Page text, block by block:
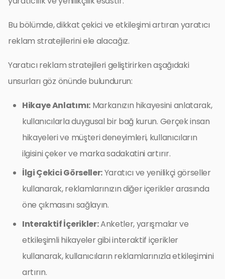
Bu bölümde, dikkat çekici ve etkileşimi artıran yaratıcı
reklam stratejilerini ele alacağız.
Yaratıcı reklam stratejileri geliştirirken aşağıdaki
unsurları göz önünde bulundurun:
Hikaye Anlatımı:Markanızın hikayesini anlatarak,
kullanıcılarla duygusal bir bağ kurun. Gerçek insan
hikayeleri ve müşteri deneyimleri, kullanıcıların
ilgisini çeker ve marka sadakatini artırır.
İlgi Çekici Görseller:Yaratıcı ve yenilikçi görseller
kullanarak, reklamlarınızın diğer içerikler arasında
öne çıkmasını sağlayın.
Interaktif İçerikler:Anketler, yarışmalar ve
etkileşimli hikayeler gibi interaktif içerikler
kullanarak, kullanıcıların reklamlarınızla etkileşimini
artırın.